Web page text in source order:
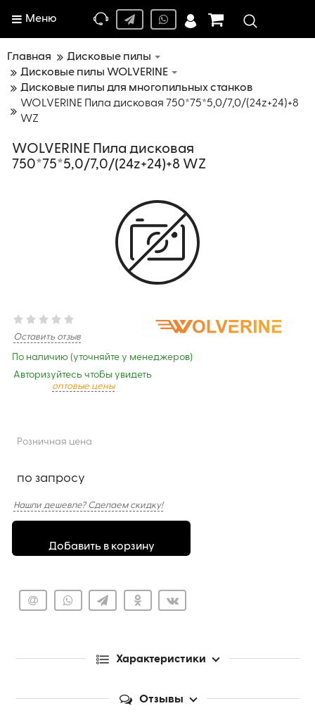
Меню
Главная
Дисковые пилы
Дисковые пилы WOLVERINE
Дисковые пилы для многопильных станков
WOLVERINE Пила дисковая 750*75*5,0/7,0/(24z+24)+8
WZ
WOLVERINE Пила дисковая
750*75*5,0/7,0/(24z+24)+8 WZ
Оставить отзыв
По наличию (уточняйте у менеджеров)
Авторизуйтесь чтобы увидеть
оптовые цены
Розничная цена
по запросу
Нашли дешевле? Сделаем скидку!
Добавить в корзину
Характеристики
Отзывы